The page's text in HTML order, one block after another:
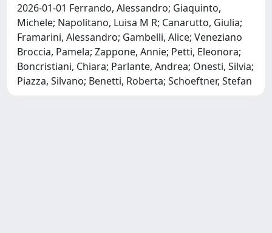
2026-01-01 Ferrando, Alessandro; Giaquinto,
Michele; Napolitano, Luisa M R; Canarutto, Giulia;
Framarini, Alessandro; Gambelli, Alice; Veneziano
Broccia, Pamela; Zappone, Annie; Petti, Eleonora;
Boncristiani, Chiara; Parlante, Andrea; Onesti, Silvia;
Piazza, Silvano; Benetti, Roberta; Schoeftner, Stefan